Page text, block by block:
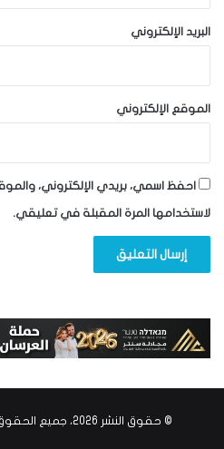
البريد الإلكتروني
الموقع الإلكتروني
احفظ اسمي، بريدي الإلكتروني،
لاستخدامها المرة المقبلة في تعليقي.
© حقوق النشر 2026، جميع الحقوق محفوظة |